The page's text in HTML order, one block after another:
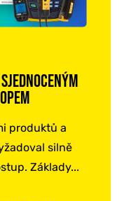
produktů a
silně
Základy...